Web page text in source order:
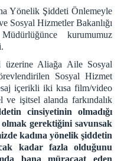
Yönelik Şiddeti Önlemeyle
Sosyal Hizmetler Bakanlığı
kurumumuz
üzerine Aliağa Aile Sosyal
Sosyal Hizmet
içerikli iki kısa film/video
ve işitsel alanda farkındalık
cinsiyetinin olmadığı
olmak gerektiğini savunsak
kadına yönelik şiddetin
kadar fazla olduğunu